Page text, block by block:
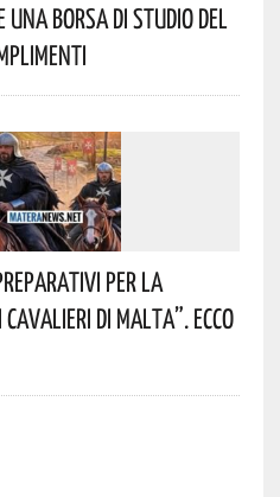
Una Borsa Di Studio Del
Per La
DI MALTA”. Ecco